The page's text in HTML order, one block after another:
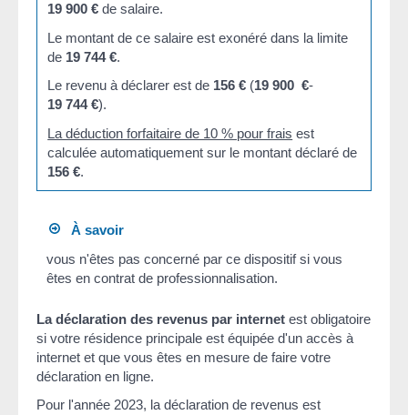
19 900 € de salaire.
Le montant de ce salaire est exonéré dans la limite
de 19 744 €.
Le revenu à déclarer est de 156 € (19 900 €-
19 744 €).
La déduction forfaitaire de 10 % pour frais est
calculée automatiquement sur le montant déclaré de
156 €.
À savoir
vous n'êtes pas concerné par ce dispositif si vous
êtes en contrat de professionnalisation.
La déclaration des revenus par internet est obligatoire
si votre résidence principale est équipée d'un accès à
internet et que vous êtes en mesure de faire votre
déclaration en ligne.
Pour l'année 2023, la déclaration de revenus est